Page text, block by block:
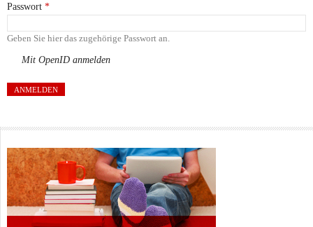
Passwort *
Geben Sie hier das zugehörige Passwort an.
Mit OpenID anmelden